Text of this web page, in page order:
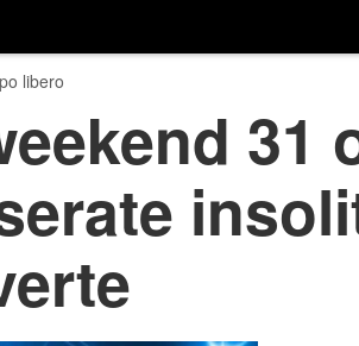
libero
31